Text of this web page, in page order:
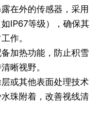
在外的传感器，采用
IP67等级），确保其
作。
加热功能，防止积雪
晰视野。
层或其他表面处理技术
珠附着，改善视线清